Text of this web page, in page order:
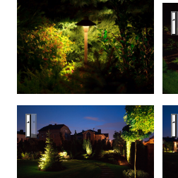
Ландшафтное освещение